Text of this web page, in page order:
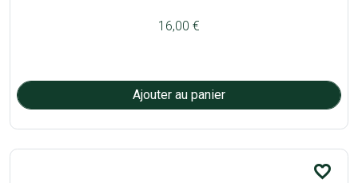
16,00 €
favorite_border